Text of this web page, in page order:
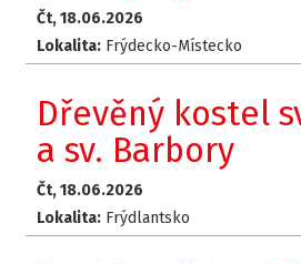
Čt, 18.06.2026
Lokalita: Frýdecko-Místecko
Dřevěný kostel
a sv. Barbory
Čt, 18.06.2026
Lokalita: Frýdlantsko